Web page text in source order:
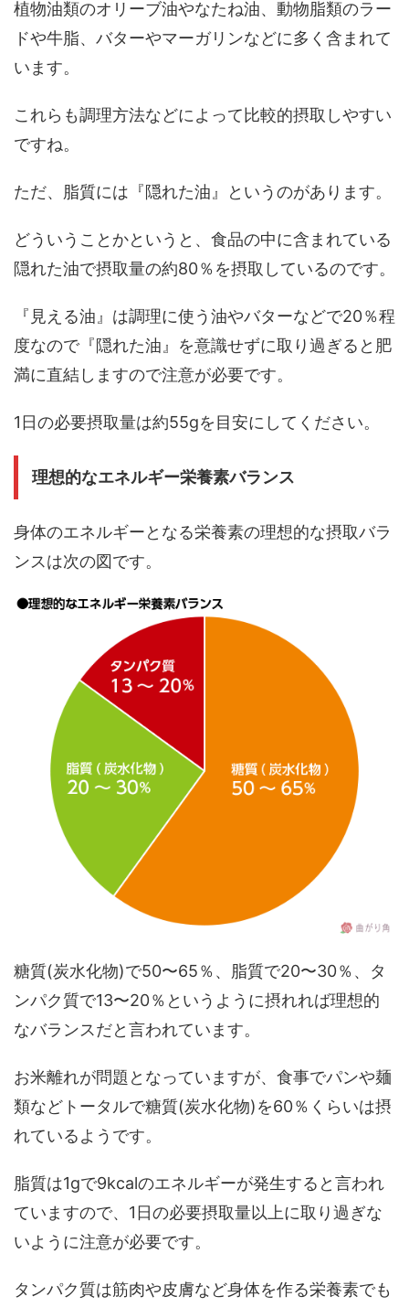
植物油類のオリーブ油やなたね油、動物脂類のラー
ドや牛脂、バターやマーガリンなどに多く含まれて
います。
これらも調理方法などによって比較的摂取しやすい
ですね。
ただ、脂質には『隠れた油』というのがあります。
どういうことかというと、食品の中に含まれている
隠れた油で摂取量の約80％を摂取しているのです。
『見える油』は調理に使う油やバターなどで20％程
度なので『隠れた油』を意識せずに取り過ぎると肥
満に直結しますので注意が必要です。
1日の必要摂取量は約55gを目安にしてください。
理想的なエネルギー栄養素バランス
身体のエネルギーとなる栄養素の理想的な摂取バラ
ンスは次の図です。
糖質(炭水化物)で50〜65％、脂質で20〜30％、タ
ンパク質で13〜20％というように摂れれば理想的
なバランスだと言われています。
お米離れが問題となっていますが、食事でパンや麺
類などトータルで糖質(炭水化物)を60％くらいは摂
れているようです。
脂質は1gで9kcalのエネルギーが発生すると言われ
ていますので、1日の必要摂取量以上に取り過ぎな
いように注意が必要です。
タンパク質は筋肉や皮膚など身体を作る栄養素でも